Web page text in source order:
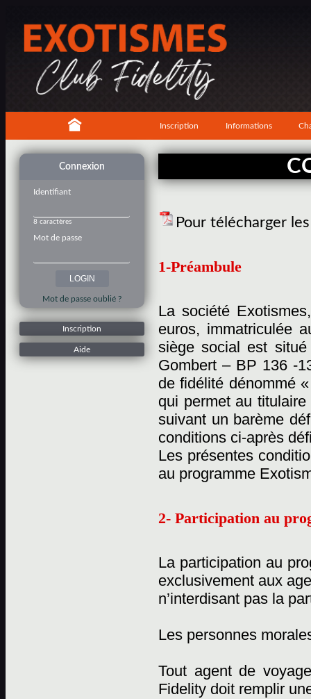
Inscription Informations
Connexion
Identifiant
8 caractères
Mot de passe
Mot de passe oublié ?
Inscription
Aide
Pour télécharger
1-Préambule
La société
euros, immatriculée
siège social est
Gombert – BP 136 -
de fidélité dénommé
qui permet au
suivant un barème
conditions ci-après
Les présentes
au programme
2- Participation au
La participation au
exclusivement aux
n’interdisant pas la
Les personnes
Tout agent de
Fidelity doit remplir